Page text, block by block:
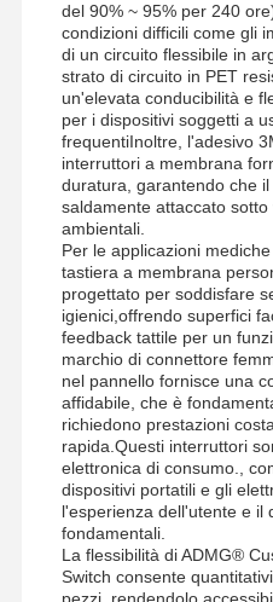
del 90% ~ 95% per 240
condizioni difficili come gli
di un circuito flessibile in
strato di circuito in PET
un'elevata conducibilità e
per i dispositivi soggetti a
frequentiInoltre, l'adesivo
interruttori a membrana
duratura, garantendo che
saldamente attaccato
ambientali.
Per le applicazioni
tastiera a membrana
progettato per soddisfare
igienici,offrendo superfici
feedback tattile per un
marchio di connettore
nel pannello fornisce una
affidabile, che è
richiedono prestazioni
rapida.Questi interruttori
elettronica di consumo.,
dispositivi portatili e gli
l'esperienza dell'utente e il
fondamentali.
La flessibilità di ADMG®
Switch consente
pezzi, rendendolo